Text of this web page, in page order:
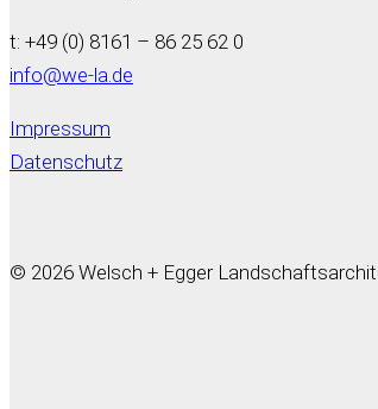
t: +49 (0) 8161 – 86 25 62 0
info@we-la.de
Impressum
Datenschutz
© 2026 Welsch + Egger